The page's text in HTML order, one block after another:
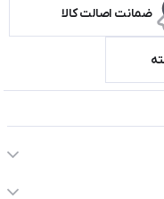
ضمانت اصالت کالا